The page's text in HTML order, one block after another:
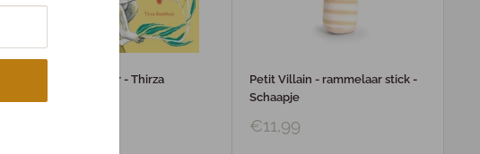
Mijn eerste jaar - Thirza
Beekhuis
Petit Villain - rammelaar stick -
Schaapje
€11,99